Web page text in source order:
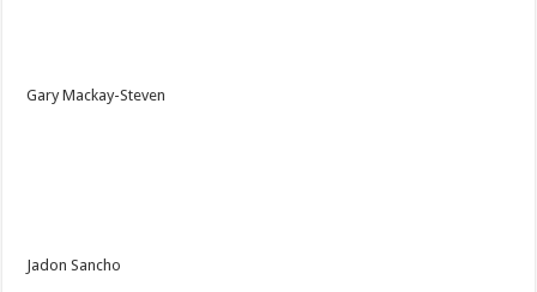
Gary Mackay-Steven
Jadon Sancho